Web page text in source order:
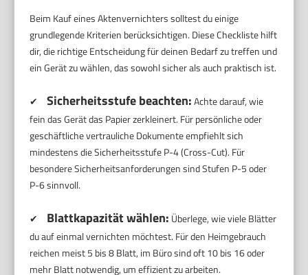
Beim Kauf eines Aktenvernichters solltest du einige
grundlegende Kriterien berücksichtigen. Diese Checkliste hilft
dir, die richtige Entscheidung für deinen Bedarf zu treffen und
ein Gerät zu wählen, das sowohl sicher als auch praktisch ist.
✔ Sicherheitsstufe beachten:Achte darauf, wie
fein das Gerät das Papier zerkleinert. Für persönliche oder
geschäftliche vertrauliche Dokumente empfiehlt sich
mindestens die Sicherheitsstufe P-4 (Cross-Cut). Für
besondere Sicherheitsanforderungen sind Stufen P-5 oder
P-6 sinnvoll.
✔ Blattkapazität wählen: Überlege, wie viele Blätter
du auf einmal vernichten möchtest. Für den Heimgebrauch
reichen meist 5 bis 8 Blatt, im Büro sind oft 10 bis 16 oder
mehr Blatt notwendig, um effizient zu arbeiten.